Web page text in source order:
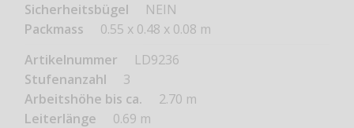
NEIN
0.55 x 0.48 x 0.08 m
LD9236
3
2.70 m
0.69 m